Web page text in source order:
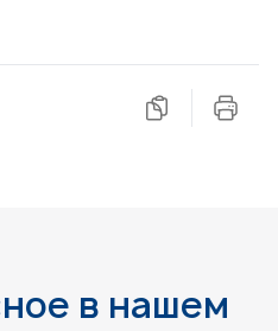
в нашем